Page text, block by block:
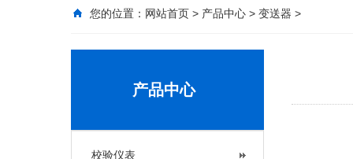
您的位置： 网站首页 > 产品中心 > 变送器 >
产品中心
校验仪表